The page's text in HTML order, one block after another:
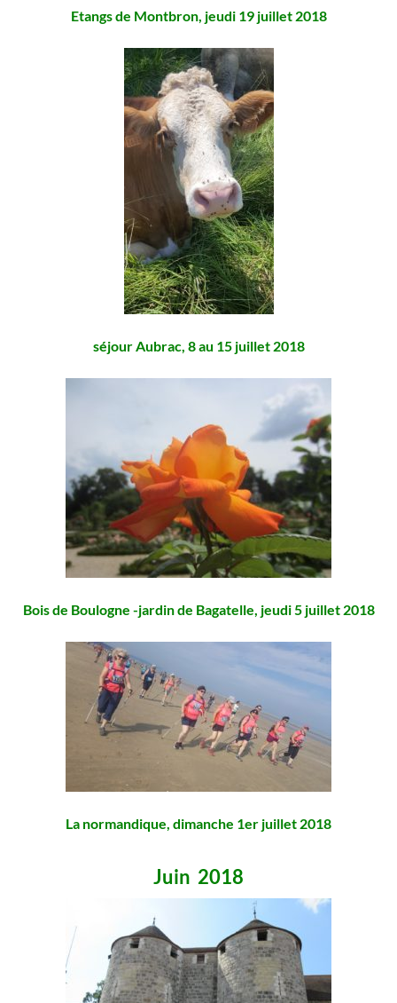
Etangs de Montbron, jeudi 19 juillet 2018
séjour Aubrac, 8 au 15 juillet 2018
Bois de Boulogne -jardin de Bagatelle, jeudi 5 juillet 2018
La normandique, dimanche 1er juillet 2018
Juin 2018